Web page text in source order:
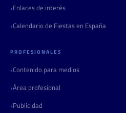
Enlaces de interés
Calendario de Fiestas en España
PROFESIONALES
Contenido para medios
Área profesional
Publicidad